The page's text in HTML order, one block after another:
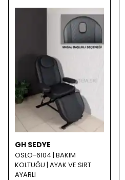
GH SEDYE
OSLO-6104 | BAKIM
KOLTUĞU | AYAK VE SIRT
AYARLI